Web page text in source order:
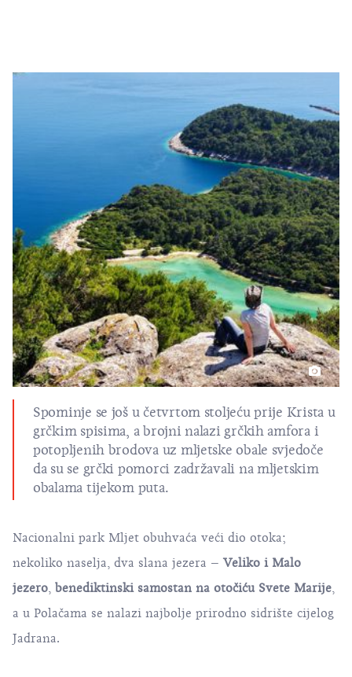
Spominje se još u četvrtom stoljeću prije Krista u
grčkim spisima, a brojni nalazi grčkih amfora i
potopljenih brodova uz mljetske obale svjedoče
da su se grčki pomorci zadržavali na mljetskim
obalama tijekom puta.
Nacionalni park Mljet obuhvaća veći dio otoka;
nekoliko naselja, dva slana jezera – Veliko i Malo
jezero, benediktinski samostan na otočiću Svete Marije,
a u Polačama se nalazi najbolje prirodno sidrište cijelog
Jadrana.